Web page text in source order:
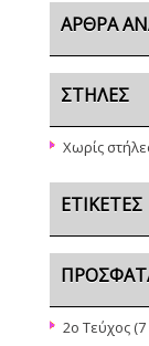
ΆΡΘΡΑ
ΣΤΉΛΕΣ
Χωρίς
ΕΤΙΚΈΤΕΣ
2ο Τεύχος